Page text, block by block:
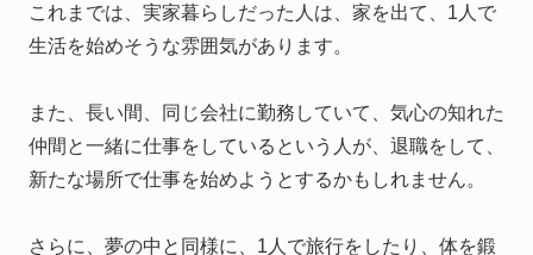
これまでは、実家暮らしだった人は、家を出て、1人で
生活を始めそうな雰囲気があります。
また、長い間、同じ会社に勤務していて、気心の知れた
仲間と一緒に仕事をしているという人が、退職をして、
新たな場所で仕事を始めようとするかもしれません。
さらに、夢の中と同様に、1人で旅行をしたり、体を鍛